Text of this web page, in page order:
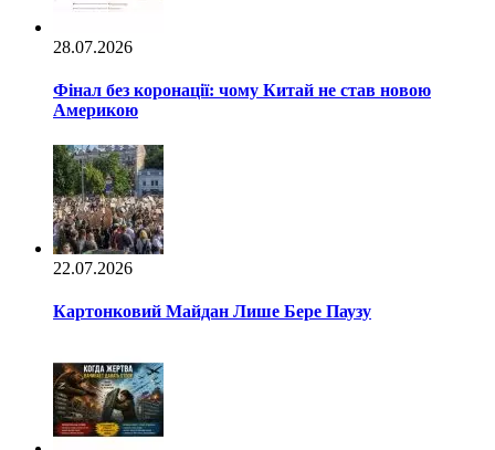
28.07.2026
Фінал без коронації: чому Китай не став новою
Америкою
22.07.2026
Картонковий Майдан Лише Бере Паузу